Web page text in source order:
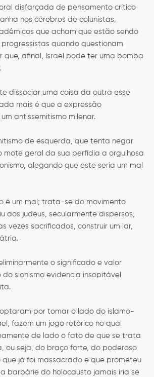
disfarçada de pensamento crítico
nos cérebros de colunistas,
que acham que estão sendo
quando questionam
que, afinal, Israel pode ter uma bomba
dissociar uma coisa da outra esse
mais é que a expressão
antissemitismo milenar.
de esquerda, que tenta negar
mote geral da sua perfídia a orgulhosa
alegando que este seria um mal
é um mal; trata-se do movimento
aos judeus, secularmente dispersos,
vezes sacrificados, construir um lar,
o significado e valor
do sionismo evidencia insopitável
optaram por tomar o lado do islamo-
fazem um jogo retórico no qual
de lado o fato de que se trata
ou seja, do braço forte, do poderoso
que já foi massacrado e que prometeu
barbárie do holocausto jamais iria se